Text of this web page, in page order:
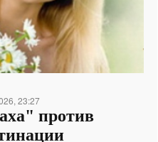
23:27
против